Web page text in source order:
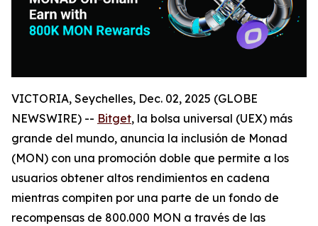
VICTORIA, Seychelles, Dec. 02, 2025 (GLOBE
NEWSWIRE) -- Bitget, la bolsa universal (UEX) más
grande del mundo, anuncia la inclusión de Monad
(MON) con una promoción doble que permite a los
usuarios obtener altos rendimientos en cadena
mientras compiten por una parte de un fondo de
recompensas de 800.000 MON a través de las